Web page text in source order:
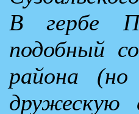
В гербе
подобный
района
дружескую